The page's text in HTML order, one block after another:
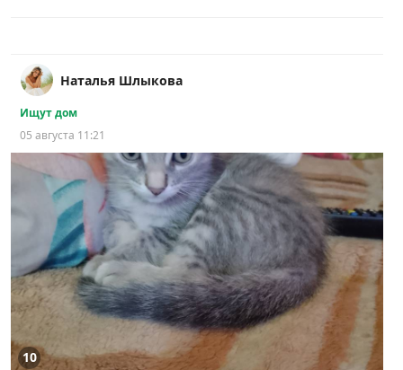
Наталья Шлыкова
Ищут дом
05 августа 11:21
10